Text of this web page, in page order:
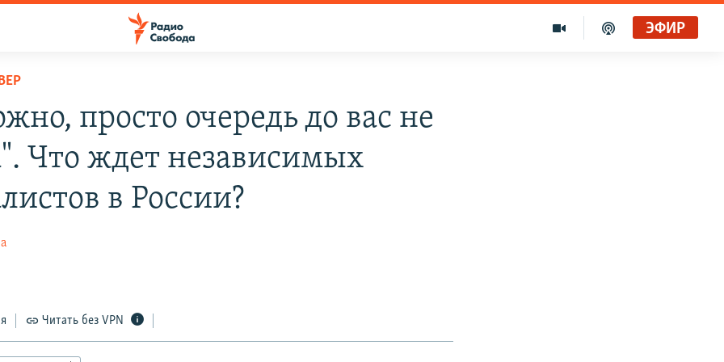
ЭФИР
просто очередь до вас не
Что ждет независимых
в России?
Читать без VPN